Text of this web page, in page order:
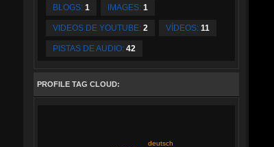
BLOGS: 1 IMAGES: 1
VIDEOS DE YOUTUBE: 2 VÍDEOS: 11
PISTAS DE AUDIO: 42
PROFILE TAG CLOUD:
deutsch